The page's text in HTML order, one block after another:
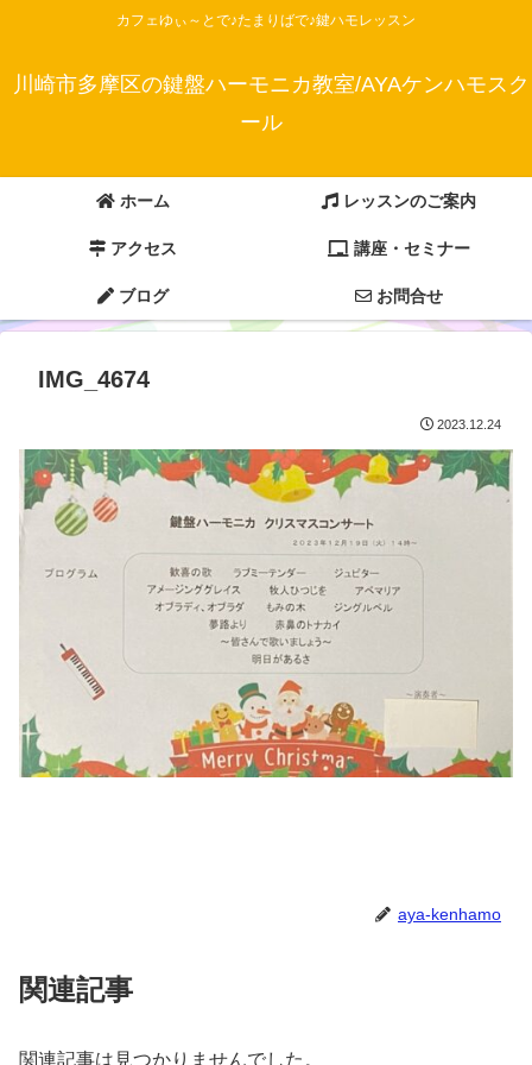
カフェゆぃ～とで♪たまりばで♪鍵ハモレッスン
川崎市多摩区の鍵盤ハーモニカ教室/AYAケンハモスク
ール
ホーム レッスンのご案内
アクセス 講座・セミナー
ブログ お問合せ
IMG_4674
2023.12.24
aya-kenhamo
関連記事
関連記事は見つかりませんでした。